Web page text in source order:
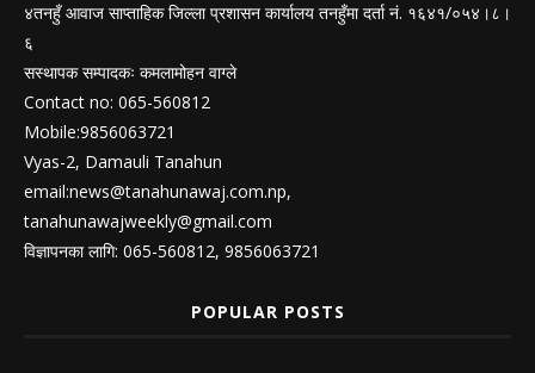
४तनहुँ आवाज साप्ताहिक जिल्ला प्रशासन कार्यालय तनहुँमा दर्ता नं. १६४१/०५४।८।
६
सस्थापक सम्पादकः कमलामोहन वाग्ले
Contact no: 065-560812
Mobile:9856063721
Vyas-2, Damauli Tanahun
email:news@tanahunawaj.com.np,
tanahunawajweekly@gmail.com
विज्ञापनका लागि: 065-560812, 9856063721
POPULAR POSTS